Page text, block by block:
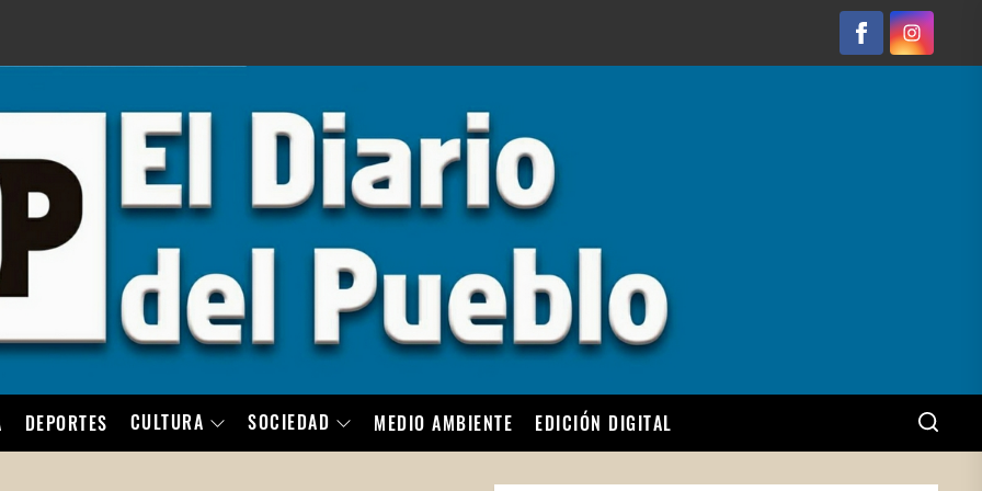
FacebookInstagram
DEPORTES CULTURA SOCIEDAD MEDIO AMBIENTE EDICIÓN DIGITAL